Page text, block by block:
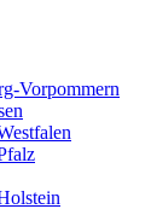
Vorpommern